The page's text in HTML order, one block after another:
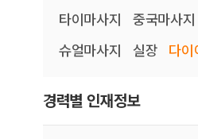
타이마사지
중국마사지
슈얼마사지
실장 다이
경력별 인재정보